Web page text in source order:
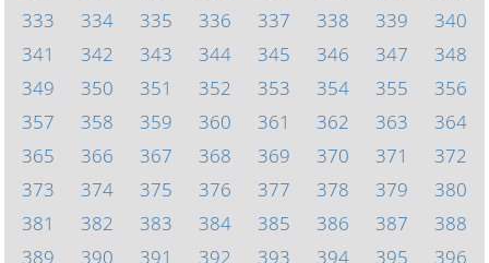
333
334 335 336 337 338 339
340
341
342 343 344 345 346 347
348
349
350 351 352 353 354 355
356
357
358 359 360 361 362 363
364
365
366 367 368 369 370 371
372
373
374 375 376 377 378 379
380
381
382 383 384 385 386 387
388
389
390 391 392 393 394 395 396